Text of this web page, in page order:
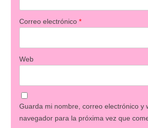
Correo electrónico *
Web
Guarda mi nombre, correo electrónico y
navegador para la próxima vez que